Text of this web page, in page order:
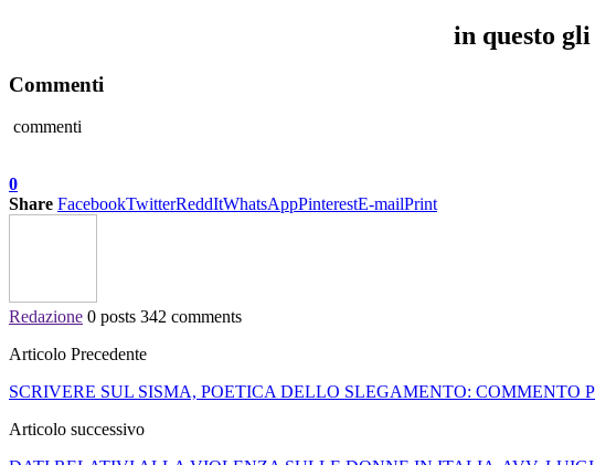
in questo gli
Commenti
commenti
0
Share FacebookTwitterReddItWhatsAppPinterestE-mailPrint
Redazione 0 posts 342 comments
Articolo Precedente
SCRIVERE SUL SISMA, POETICA DELLO SLEGAMENTO:
Articolo successivo